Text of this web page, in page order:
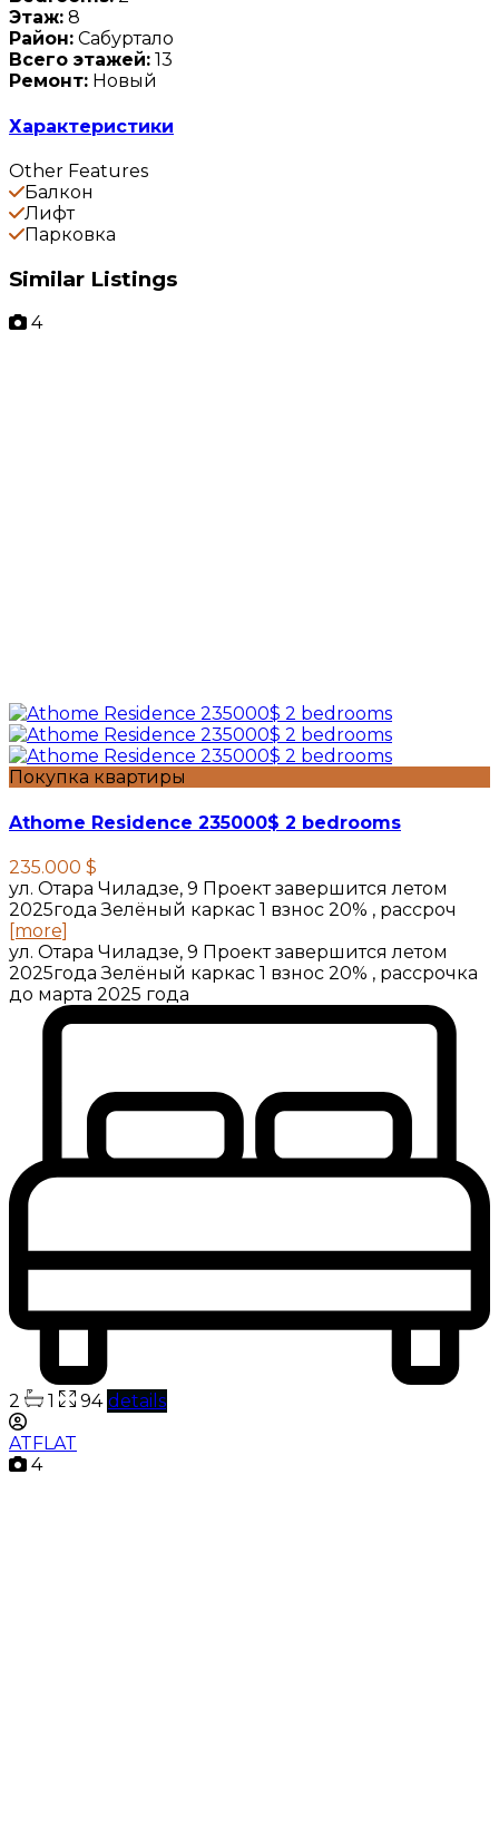
Этаж: 8
Район: Сабуртало
Всего этажей: 13
Ремонт: Новый
Характеристики
Other Features
Балкон
Лифт
Парковка
Similar Listings
4
Покупка квартиры
Athome Residence 235000$ 2 bedrooms
235.000 $
ул. Отара Чиладзе, 9 Проект завершится летом
2025года Зелёный каркас 1 взнос 20% , рассроч
[more]
ул. Отара Чиладзе, 9 Проект завершится летом
2025года Зелёный каркас 1 взнос 20% , рассрочка
до марта 2025 года
2 1 94 details
ATFLAT
4